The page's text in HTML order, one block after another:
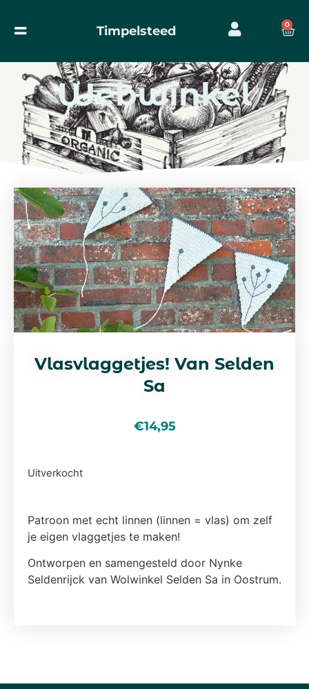
Timpelsteed 0
Webwinkel
Vlasvlaggetjes! Van Selden
Sa
€14,95
Uitverkocht
Patroon met echt linnen (linnen = vlas) om zelf
je eigen vlaggetjes te maken!
Ontworpen en samengesteld door Nynke
Seldenrijck van Wolwinkel Selden Sa in Oostrum.